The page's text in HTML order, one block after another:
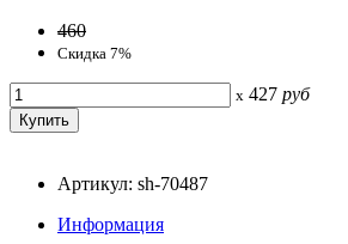
460
Скидка 7%
x 427 руб
Артикул: sh-70487
Информация